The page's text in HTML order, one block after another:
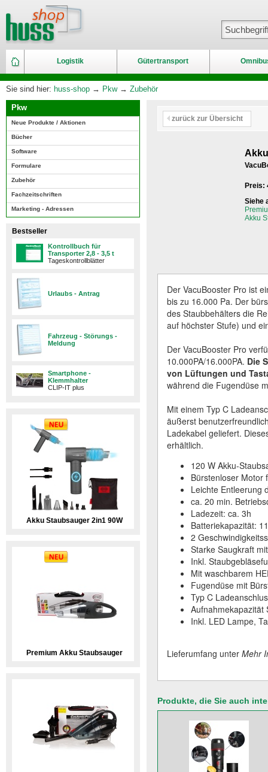
Logistik Gütertransport
Sie sind hier: huss-shop → Pkw→ Zubehör
Pkw
Neue Produkte / Aktionen
Bücher
Software
Formulare
Zubehör
Fachzeitschriften
Marketing - Adressen
Bestseller
Kontrollbuch für
Transporter 2,8 - 3,5 t
Tageskontrollblätter
Urlaubs - Antrag
Fahrzeug - Störungs -
Meldung
Smartphone -
Klemmhalter
CLIP-IT plus
Akku Staubsauger 2in1 90W
Premium Akku Staubsauger
zurück zur Übersicht
Siehe
Akku
Der VacuBooster Pro ist
bis zu 16.000 Pa. Der
des Staubbehälters die
auf höchster Stufe) und
Der VacuBooster Pro
10.000PA/16.000PA. Die
von Lüftungen und
während die Fugendüse
Mit einem Typ C
äußerst
Ladekabel geliefert.
erhältlich.
120 W Akku-
Bürstenloser Motor
Leichte Entleerung
ca. 20 min.
Ladezeit: ca. 3h
Batteriekapazität:
2
Starke Saugkraft
Inkl.
Mit waschbarem
Fugendüse mit
Typ C
Aufnahmekapazität
Inkl. LED Lampe,
Lieferumfang unter Mehr
Produkte, die Sie auch